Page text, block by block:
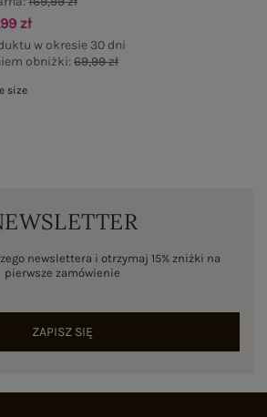
zł
w okresie 30 dni
obniżki:69,99 zł
size
newslettera i otrzymaj 15% zniżki na
pierwsze zamówienie
ZAPISZ SIĘ